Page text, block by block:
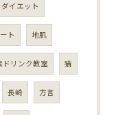
ダイエット
ト 地肌
ドリンク教室 猫
長崎 方言